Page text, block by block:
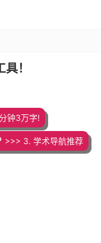
！
钟3万字!
>>> 3. 学术导航推荐